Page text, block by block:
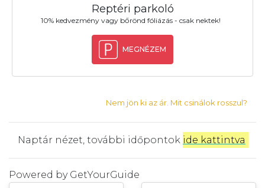
Reptéri parkoló
10% kedvezmény vagy bőrönd fóliázás - csak nektek!
MEGNÉZEM
Nem jön ki az ár. Mit csinálok rosszul?
Naptár nézet, további időpontok ide kattintva
Powered by GetYourGuide